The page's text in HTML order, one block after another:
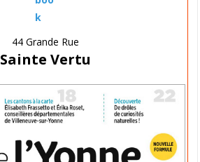
44 Grande Rue
Sainte Vertu